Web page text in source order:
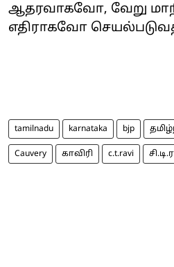
ஆதரவாகவோ, வேறு
எதிராகவோ
tamilnadu karnataka bjp
Cauvery காவிரி c.t.ravi